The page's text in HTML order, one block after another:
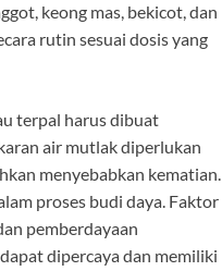
keong mas, bekicot, dan
rutin sesuai dosis yang
terpal harus dibuat
air mutlak diperlukan
menyebabkan kematian.
proses budi daya. Faktor
pemberdayaan
dipercaya dan memiliki